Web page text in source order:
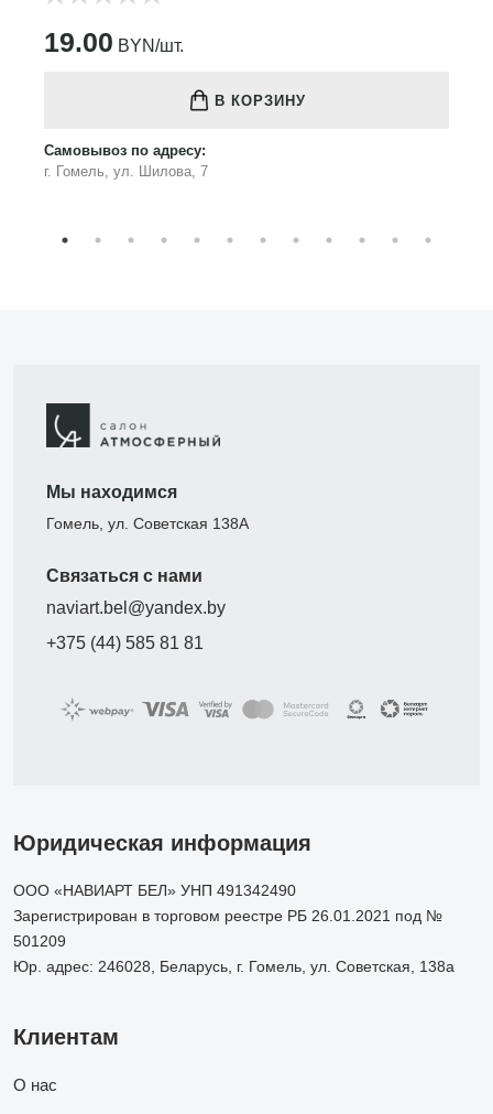
19.00 BYN/шт.
В КОРЗИНУ
Самовывоз по адресу:
г. Гомель, ул. Шилова, 7
Мы находимся
Гомель, ул. Советская 138А
Связаться с нами
naviart.bel@yandex.by
+375 (44) 585 81 81
Юридическая информация
ООО «НАВИАРТ БЕЛ» УНП 491342490
Зарегистрирован в торговом реестре РБ 26.01.2021 под №
501209
Юр. адрес: 246028, Беларусь, г. Гомель, ул. Советская, 138а
Клиентам
О нас